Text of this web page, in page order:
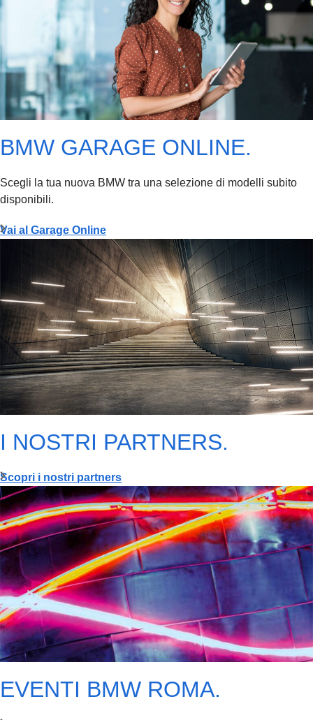
BMW GARAGE ONLINE.
Scegli la tua nuova BMW tra una selezione di modelli subito
disponibili.
Vai al Garage Online
I NOSTRI PARTNERS.
Scopri i nostri partners
EVENTI BMW ROMA.